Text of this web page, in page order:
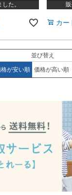
た。
カー
並び替え
が安い順 価格が高い順